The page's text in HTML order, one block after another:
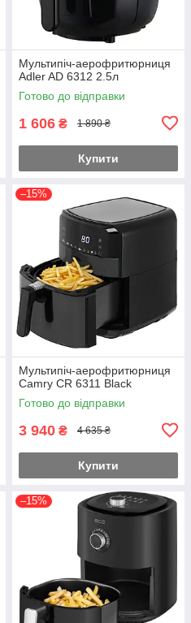
Мультипіч-аерофритюрниця
Adler AD 6312 2.5л
Готово до відправки
1 606 ₴ 1 890 ₴
Купити
–15%
Мультипіч-аерофритюрниця
Camry CR 6311 Black
Готово до відправки
3 940 ₴ 4 635 ₴
Купити
–15%